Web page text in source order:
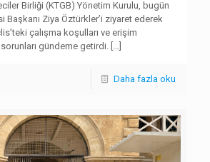
Birliği (KTGB) Yönetim Kurulu, bugün
Başkanı Ziya Öztürkler’i ziyaret ederek
çalışma koşulları ve erişim
gündeme getirdi. […]
Daha fazla oku